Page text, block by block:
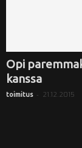
Opi
kanssa
toimitus - 21.12.2015